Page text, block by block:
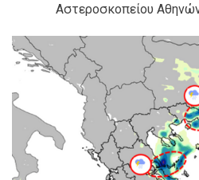
Αστεροσκοπείου